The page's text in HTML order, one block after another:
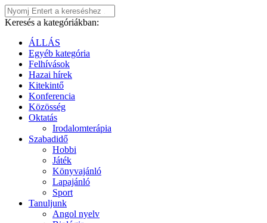
Keresés a kategóriákban:
ÁLLÁS
Egyéb kategória
Felhívások
Hazai hírek
Kitekintő
Konferencia
Közösség
Oktatás
Irodalomterápia
Szabadidő
Hobbi
Játék
Könyvajánló
Lapajánló
Sport
Tanuljunk
Angol nyelv